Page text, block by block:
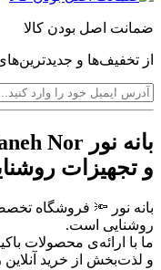
ضمانت اصل بودن کالا
از تخفیف‌ها و
و تجهیزات
بانه نور 🔦 فروشگاه
روشنایی است.
ما با ارائه‌ی محصولات
و لذت‌بخش از خرید